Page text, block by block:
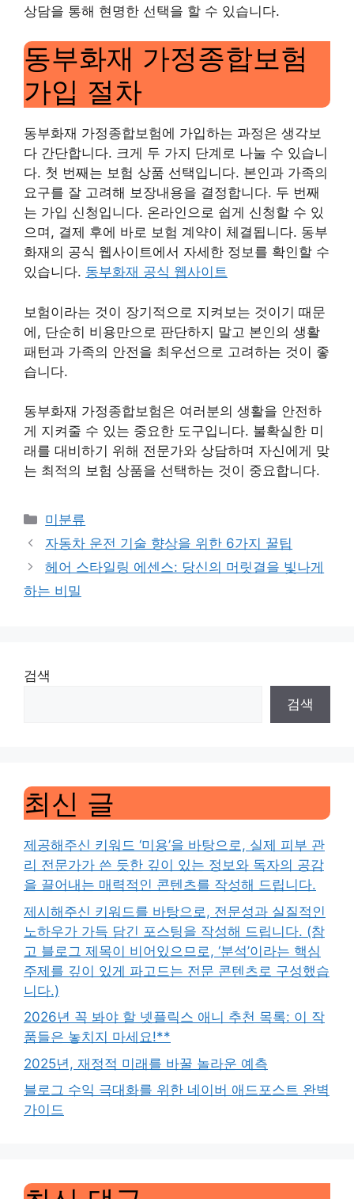
상담을 통해 현명한 선택을 할 수 있습니다.
동부화재 가정종합보험
가입 절차
동부화재 가정종합보험에 가입하는 과정은 생각보
다 간단합니다. 크게 두 가지 단계로 나눌 수 있습니
다. 첫 번째는 보험 상품 선택입니다. 본인과 가족의
요구를 잘 고려해 보장내용을 결정합니다. 두 번째
는 가입 신청입니다. 온라인으로 쉽게 신청할 수 있
으며, 결제 후에 바로 보험 계약이 체결됩니다. 동부
화재의 공식 웹사이트에서 자세한 정보를 확인할 수
있습니다. 동부화재 공식 웹사이트
보험이라는 것이 장기적으로 지켜보는 것이기 때문
에, 단순히 비용만으로 판단하지 말고 본인의 생활
패턴과 가족의 안전을 최우선으로 고려하는 것이 좋
습니다.
동부화재 가정종합보험은 여러분의 생활을 안전하
게 지켜줄 수 있는 중요한 도구입니다. 불확실한 미
래를 대비하기 위해 전문가와 상담하며 자신에게 맞
는 최적의 보험 상품을 선택하는 것이 중요합니다.
Categories
미분류
자동차 운전 기술 향상을 위한 6가지 꿀팁
헤어 스타일링 에센스: 당신의 머릿결을 빛나게
하는 비밀
검색
검색
최신 글
제공해주신 키워드 ‘미용’을 바탕으로, 실제 피부 관
리 전문가가 쓴 듯한 깊이 있는 정보와 독자의 공감
을 끌어내는 매력적인 콘텐츠를 작성해 드립니다.
제시해주신 키워드를 바탕으로, 전문성과 실질적인
노하우가 가득 담긴 포스팅을 작성해 드립니다. (참
고 블로그 제목이 비어있으므로, ‘분석’이라는 핵심
주제를 깊이 있게 파고드는 전문 콘텐츠로 구성했습
니다.)
2026년 꼭 봐야 할 넷플릭스 애니 추천 목록: 이 작
품들은 놓치지 마세요!**
2025년, 재정적 미래를 바꿀 놀라운 예측
블로그 수익 극대화를 위한 네이버 애드포스트 완벽
가이드